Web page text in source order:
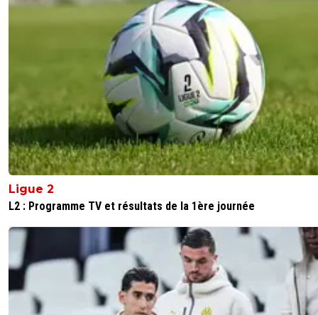
Ligue 2
L2 : Programme TV et résultats de la 1ère journée